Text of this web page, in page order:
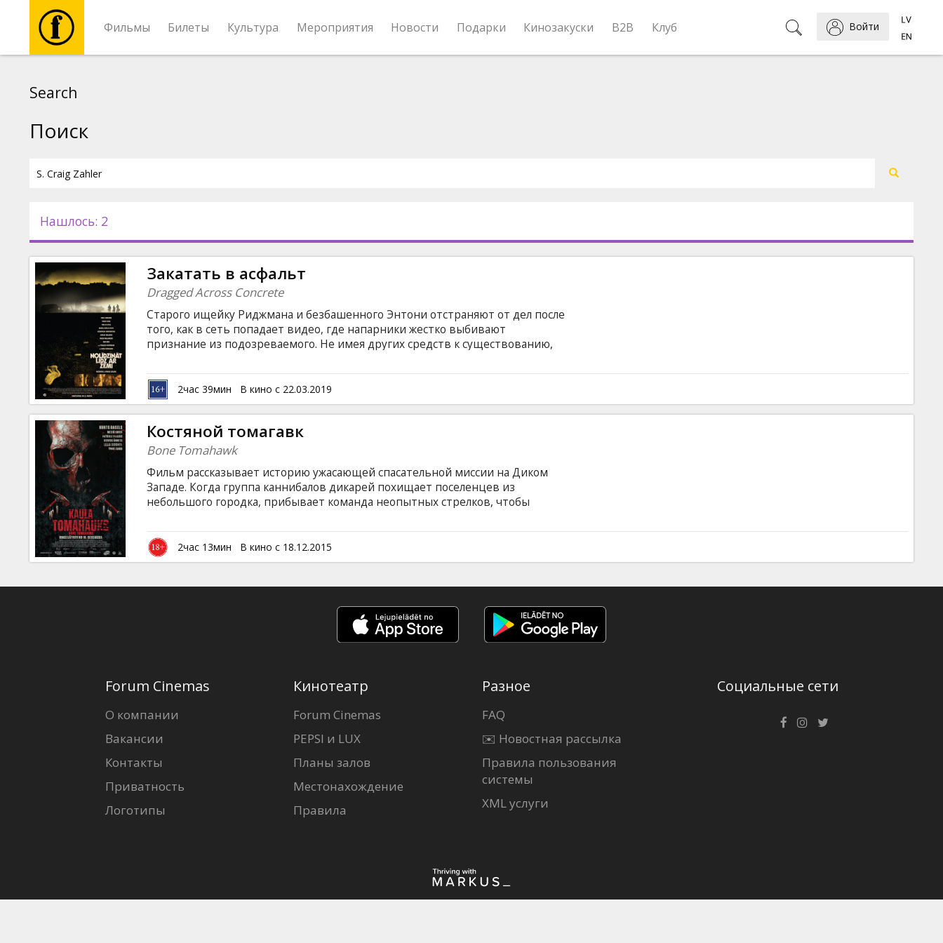
Фильмы Билеты Культура Мероприятия Новости Подарки Кинозакуски B2B Клуб Войти
Новости
Подарки
Кинозакуски
B2B
Клуб
Search
Поиск
Нашлось: 2
Закатать в асфальт
Dragged Across Concrete
Старого ищейку Риджмана и безбашенного Энтони отстраняют от дел после
того, как в сеть попадает видео, где напарники жестко выбивают
признание из подозреваемого. Не имея других средств к существованию,
становится вышедший из тюрьмы Генри Джонс, мечтающий о мести
полиции. Фильм на английском языке с субтитрами на латышском и русском
языках.
2час 39мин В кино с 22.03.2019
Костяной томагавк
Bone Tomahawk
Фильм рассказывает историю ужасающей спасательной миссии на Диком
Западе. Когда группа каннибалов дикарей похищает поселенцев из
небольшого городка, прибывает команда неопытных стрелков, чтобы
либо мог себе представить, поставив свою миссию и жизнь под угрозу.
"Костяной томагавк" — это история о настоящих мужчинах, бросивших
вызов опасности и оказавшихся на грани между бесславной жизнью и и
латышском и русском языках.
2час 13мин В кино с 18.12.2015
Forum Cinemas
О компании
Вакансии
Контакты
Приватность
Логотипы
Кинотеатр
Forum Cinemas
PEPSI и LUX
Планы залов
Местонахождение
Правила
Разное
FAQ
✉️ Новостная рассылка
Правила пользования
системы
XML услуги
Социальные сети